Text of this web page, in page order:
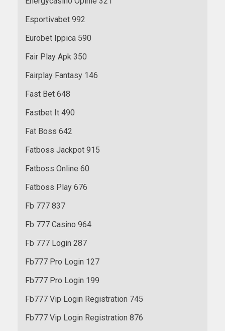
Esportivabet 992
Eurobet Ippica 590
Fair Play Apk 350
Fairplay Fantasy 146
Fast Bet 648
Fastbet It 490
Fat Boss 642
Fatboss Jackpot 915
Fatboss Online 60
Fatboss Play 676
Fb 777 837
Fb 777 Casino 964
Fb 777 Login 287
Fb777 Pro Login 127
Fb777 Pro Login 199
Fb777 Vip Login Registration 745
Fb777 Vip Login Registration 876